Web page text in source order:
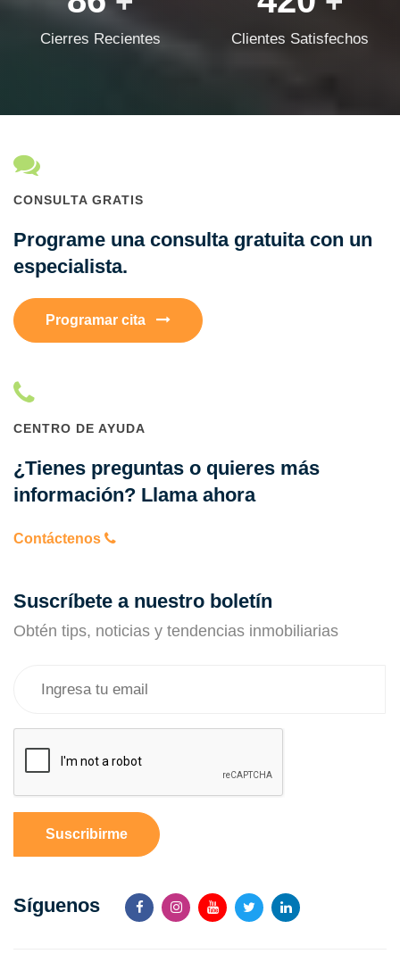
Cierres Recientes Clientes Satisfechos
CONSULTA GRATIS
Programe una consulta gratuita con un
especialista.
Programar cita
CENTRO DE AYUDA
¿Tienes preguntas o quieres más
información? Llama ahora
Contáctenos
Suscríbete a nuestro boletín
Obtén tips, noticias y tendencias inmobiliarias
Suscribirme
Síguenos